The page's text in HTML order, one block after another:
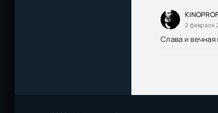
Кипелов -
Кипелов -
2 февраля
Слава и